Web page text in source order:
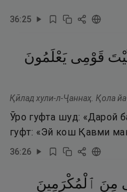
36:25
قَوْمِى يَعْلَمُونَ
Қӣлад хули-л-Ҷаннаҳ. Қола
Ӯро гуфта шуд: «Дарой
гуфт: «Эй кош Қавми
36:26
مِنَ ٱلْمُكْرَمِينَ